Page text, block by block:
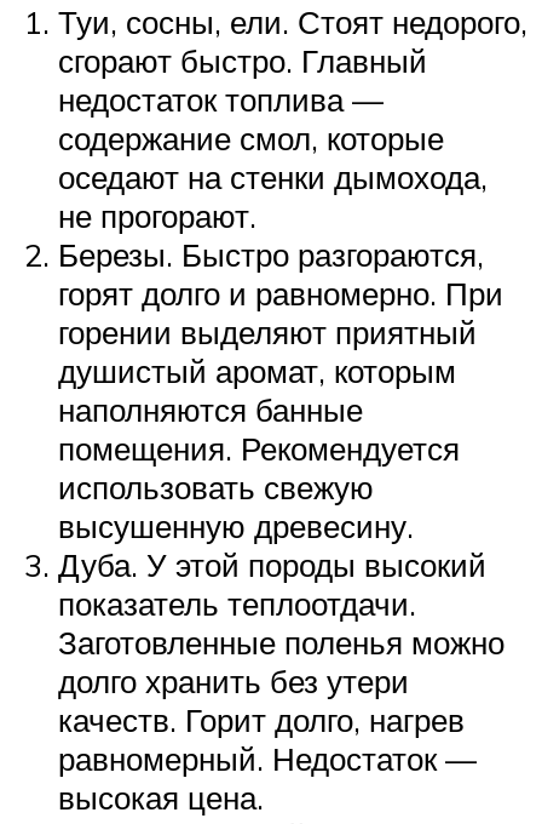
Туи, сосны, ели. Стоят недорого,
сгорают быстро. Главный
недостаток топлива —
содержание смол, которые
оседают на стенки дымохода,
не прогорают.
Березы. Быстро разгораются,
горят долго и равномерно. При
горении выделяют приятный
душистый аромат, которым
наполняются банные
помещения. Рекомендуется
использовать свежую
высушенную древесину.
Дуба. У этой породы высокий
показатель теплоотдачи.
Заготовленные поленья можно
долго хранить без утери
качеств. Горит долго, нагрев
равномерный. Недостаток —
высокая цена.